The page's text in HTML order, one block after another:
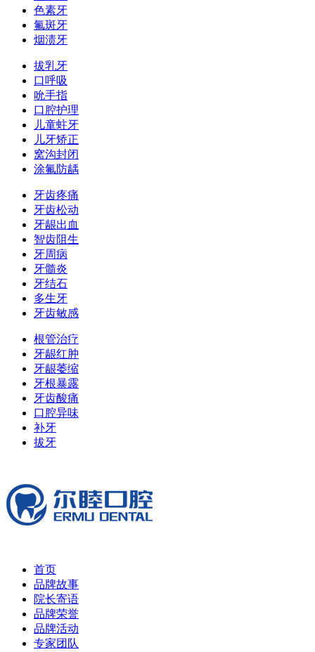
色素牙
氟斑牙
烟渍牙
拔乳牙
口呼吸
吮手指
口腔护理
儿童蛀牙
儿牙矫正
窝沟封闭
涂氟防龋
牙齿疼痛
牙齿松动
牙龈出血
智齿阻生
牙周病
牙髓炎
牙结石
多生牙
牙齿敏感
根管治疗
牙龈红肿
牙龈萎缩
牙根暴露
牙齿酸痛
口腔异味
补牙
拔牙
首页
品牌故事
院长寄语
品牌荣誉
品牌活动
专家团队